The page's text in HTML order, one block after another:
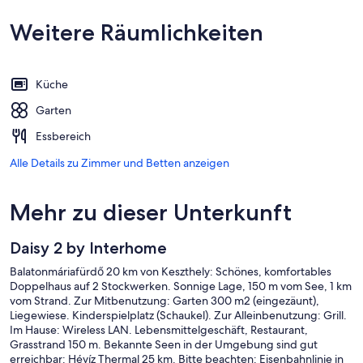
Weitere Räumlichkeiten
Küche
Garten
Essbereich
Alle Details zu Zimmer und Betten anzeigen
Mehr zu dieser Unterkunft
Daisy 2 by Interhome
Balatonmáriafürdő 20 km von Keszthely: Schönes, komfortables
Doppelhaus auf 2 Stockwerken. Sonnige Lage, 150 m vom See, 1 km
vom Strand. Zur Mitbenutzung: Garten 300 m2 (eingezäunt),
Liegewiese. Kinderspielplatz (Schaukel). Zur Alleinbenutzung: Grill.
Im Hause: Wireless LAN. Lebensmittelgeschäft, Restaurant,
Grasstrand 150 m. Bekannte Seen in der Umgebung sind gut
erreichbar: Hévíz Thermal 25 km. Bitte beachten: Eisenbahnlinie in